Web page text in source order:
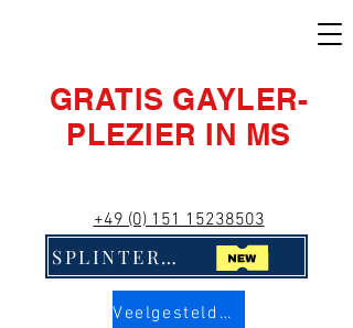
GRATIS GAYLER-
PLEZIER IN MS
+49 (0) 151 15238503
SPLINTERNIEUW! Klik hier!!
Veelgestelde vragen